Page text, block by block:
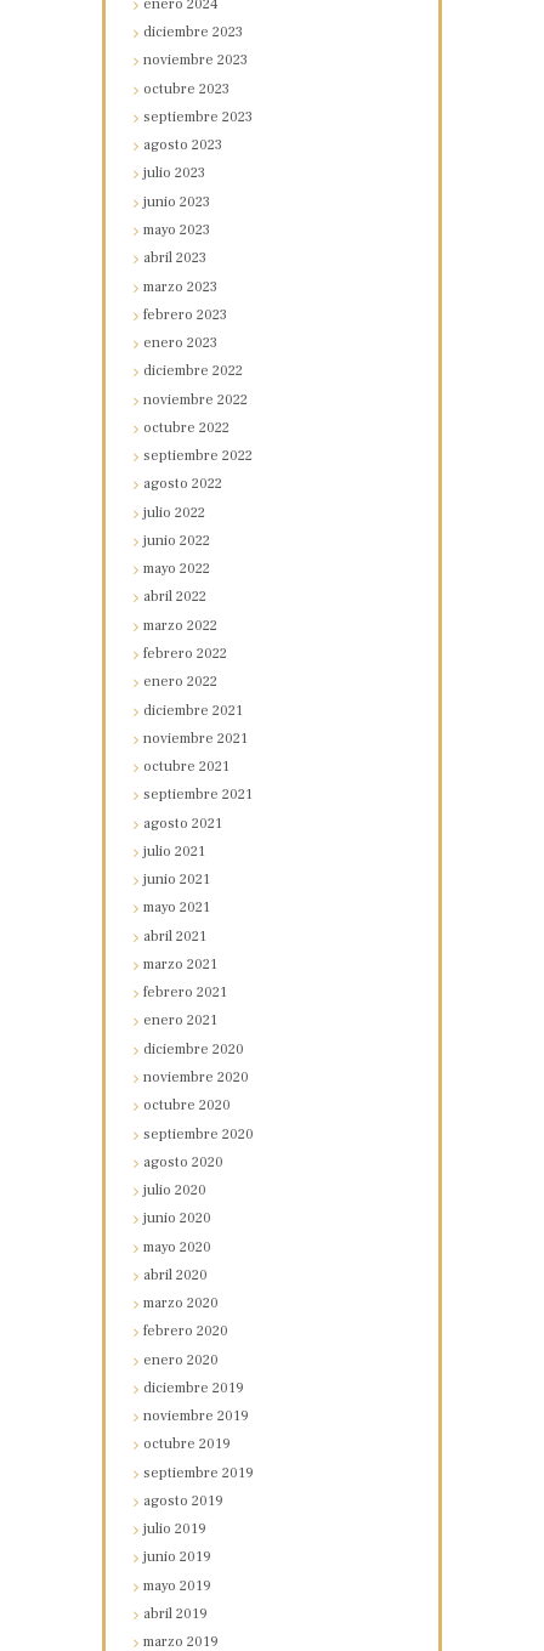
enero2024
diciembre2023
noviembre2023
octubre2023
septiembre2023
agosto2023
julio2023
junio2023
mayo2023
abril2023
marzo2023
febrero2023
enero2023
diciembre2022
noviembre2022
octubre2022
septiembre2022
agosto2022
julio2022
junio2022
mayo2022
abril2022
marzo2022
febrero2022
enero2022
diciembre2021
noviembre2021
octubre2021
septiembre2021
agosto2021
julio2021
junio2021
mayo2021
abril2021
marzo2021
febrero2021
enero2021
diciembre2020
noviembre2020
octubre2020
septiembre2020
agosto2020
julio2020
junio2020
mayo2020
abril2020
marzo2020
febrero2020
enero2020
diciembre2019
noviembre2019
octubre2019
septiembre2019
agosto2019
julio2019
junio2019
mayo2019
abril2019
marzo2019